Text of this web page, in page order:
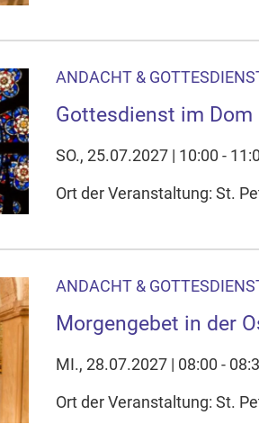
ANDACHT &
Gottesdienst im Dom
SO., 25.07.2027 | 10:00 -
Ort der Veranstaltung: St.
ANDACHT &
Morgengebet in der
MI., 28.07.2027 | 08:00 -
Ort der Veranstaltung: St.